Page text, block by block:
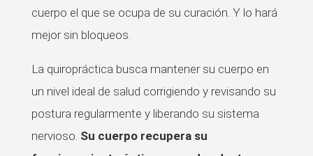
cuerpo el que se ocupa de su curación. Y lo hará
mejor sin bloqueos.
La quiropráctica busca mantener su cuerpo en
un nivel ideal de salud corrigiendo y revisando su
postura regularmente y liberando su sistema
nervioso. Su cuerpo recupera su